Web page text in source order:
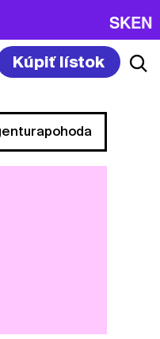
SKEN
Kúpiť lístok